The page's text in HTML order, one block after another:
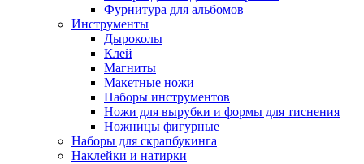
Фурнитура для альбомов
Инструменты
Дыроколы
Клей
Магниты
Макетные ножи
Наборы инструментов
Ножи для вырубки и формы для тиснения
Ножницы фигурные
Наборы для скрапбукинга
Наклейки и натирки